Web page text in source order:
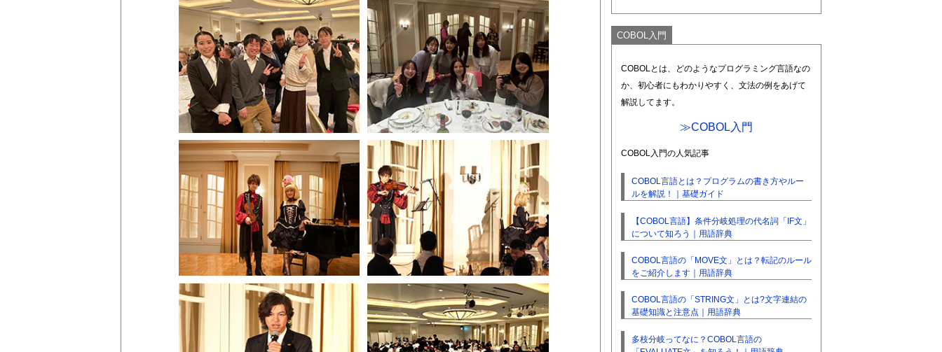
COBOL入門
COBOLとは、どのようなプログラミング言語なの
か、初心者にもわかりやすく、文法の例をあげて
解説してます。
≫COBOL入門
COBOL入門の人気記事
COBOL言語とは？プログラムの書き方やルー
ルを解説！｜基礎ガイド
【COBOL言語】条件分岐処理の代名詞「IF文」
について知ろう｜用語辞典
COBOL言語の「MOVE文」とは？転記のルール
をご紹介します｜用語辞典
COBOL言語の「STRING文」とは?文字連結の
基礎知識と注意点｜用語辞典
多枝分岐ってなに？COBOL言語の